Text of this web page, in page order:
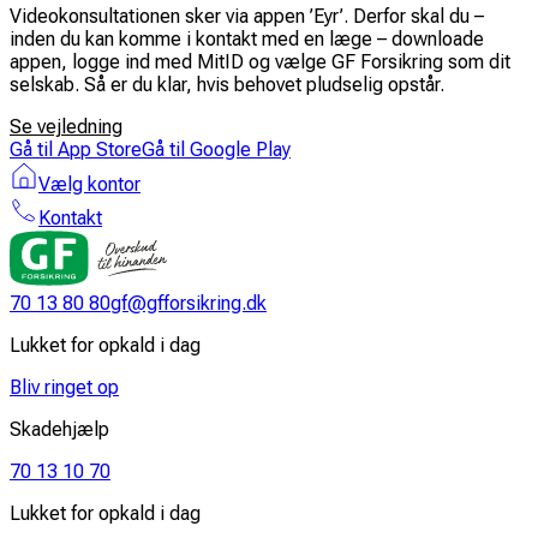
Videokonsultationen sker via appen ’Eyr’. Derfor skal du –
inden du kan komme i kontakt med en læge – downloade
appen, logge ind med MitID og vælge GF Forsikring som dit
selskab. Så er du klar, hvis behovet pludselig opstår.
Se vejledning
Gå til App StoreGå til Google Play
Vælg kontor
Kontakt
70 13 80 80gf@gfforsikring.dk
Lukket for opkald i dag
Bliv ringet op
Skadehjælp
70 13 10 70
Lukket for opkald i dag